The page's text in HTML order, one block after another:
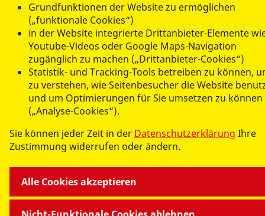
ASJ IN MV
SEMINARE
© 2026 ASJ Mecklenburg-Vorpommern
Impressum
Datenschutz
Teilnahmebedingungen
Grundfunktionen der Website zu ermöglichen
(„funktionale Cookies“)
in der Website integrierte Drittanbieter-Elemente
Youtube-Videos oder Google Maps-Navigation
zugänglich zu machen („Drittanbieter-Cookies“)
Statistik- und Tracking-Tools betreiben zu können,
zu verstehen, wie Seitenbesucher die Website
und um Optimierungen für Sie umsetzen zu können
(„Analyse-Cookies“).
Sie können jeder Zeit in der Datenschutzerklärung Ihre
Zustimmung widerrufen oder ändern.
Alle Cookies akzeptieren